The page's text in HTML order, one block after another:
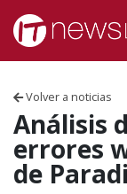
Skip to content
Volver a noticias
Análisis
errores
de